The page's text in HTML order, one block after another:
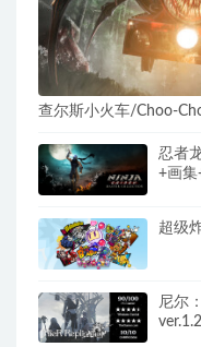
查尔斯小火车/Choo-
忍者
+画集
超级
尼尔